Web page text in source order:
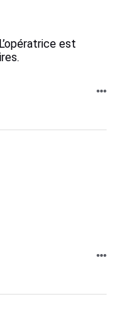
est